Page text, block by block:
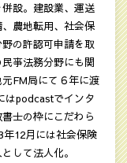
設。建設業、運送
農地転用、社会保
の許認可申請を取
亊法務分野にも関
FM局にて６年に渡
はpodcastでインタ
士の枠にこだわら
12月には社会保険
して法人化。